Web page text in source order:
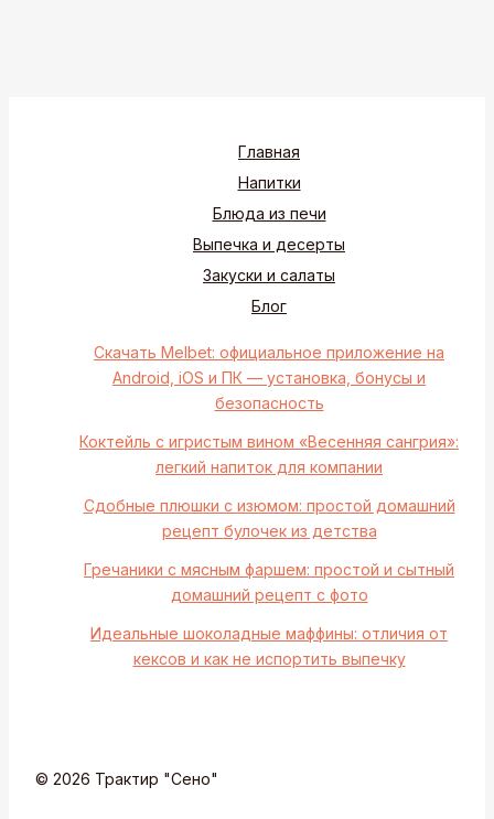
Главная
Напитки
Блюда из печи
Выпечка и десерты
Закуски и салаты
Блог
Скачать Melbet: официальное приложение на
Android, iOS и ПК — установка, бонусы и
безопасность
Коктейль с игристым вином «Весенняя сангрия»:
легкий напиток для компании
Сдобные плюшки с изюмом: простой домашний
рецепт булочек из детства
Гречаники с мясным фаршем: простой и сытный
домашний рецепт с фото
Идеальные шоколадные маффины: отличия от
кексов и как не испортить выпечку
© 2026 Трактир "Сено"